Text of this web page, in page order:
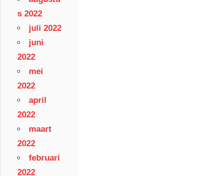
s 2022
juli 2022
juni
2022
mei
2022
april
2022
maart
2022
februari
2022